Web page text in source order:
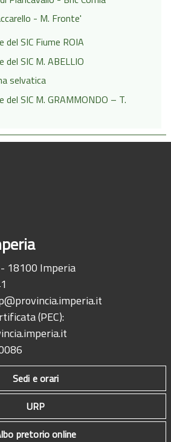
- M. Fronte'
del SIC Fiume ROIA
del SIC M. ABELLIO
selvatica
del SIC M. GRAMMONDO – T.
18100 Imperia
(PEC):
Sedi e orari
URP
pretorio online